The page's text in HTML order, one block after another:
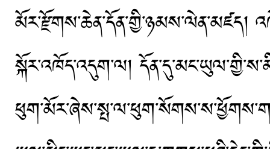
མོར་རྫོགས་ཆེན་དོན་གྱི་ཉམས་ལེན་མཛད།
སྐོར་འཁོད་འདུག་ལ།